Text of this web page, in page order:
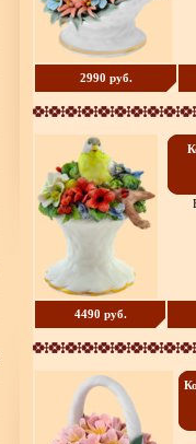
2990 руб.
4490 руб.